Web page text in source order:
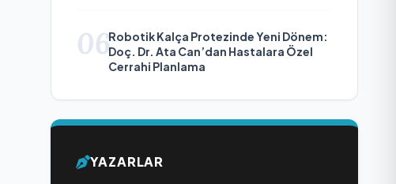
06Robotik Kalça Protezinde Yeni Dönem:
Doç. Dr. Ata Can’dan Hastalara Özel
Cerrahi Planlama
YAZARLAR